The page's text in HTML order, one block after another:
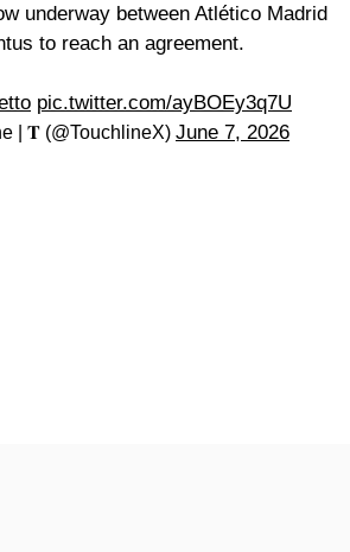
underway between Atlético Madrid
to reach an agreement.
pic.twitter.com/ayBOEy3q7U
| 𝐓 (@TouchlineX) June 7, 2026